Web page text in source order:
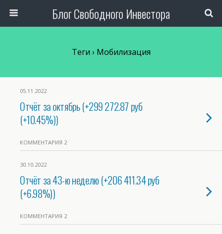
Блог Свободного Инвестора
Теги › Мобилизация
05.11.2022
Отчёт за октябрь (+299 272.87 руб
(+10.45%))
КОММЕНТАРИЯ 2
30.10.2022
Отчёт за 43-ю неделю (+206 411.34 руб
(+6.98%))
КОММЕНТАРИЯ 2